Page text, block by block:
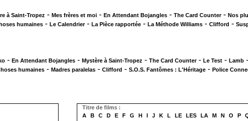
à Saint-Tropez - Mes frères et moi - En Attendant Bojangles - The Card Counter- Nos
humaines - Le Calendrier- La Pièce rapportée - La Méthode Williams - Clifford -
- En Attendant Bojangles - Mystère à Saint-Tropez - The Card Counter- Le Test - Lamb -
humaines - Madres paralelas - Clifford - S.O.S. Fantômes : L'Héritage - Police
Titre de films :
A
B C D E F G H I J K L LE LES LA M N O P